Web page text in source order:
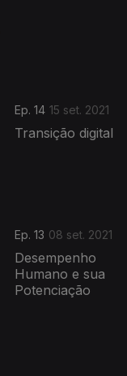
Ep. 14 15 set. 2021
Transição digital
Ep. 13 08 set. 2021
Desempenho
Humano e sua
Potenciação